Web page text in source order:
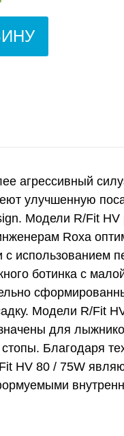
агрессивный
улучшенную
Модели R/Fit
Roxa
использованием
ботинка с
Модели R/Fit
для
Благодаря
HV 80 / 75W